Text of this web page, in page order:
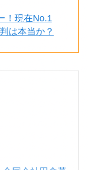
！現在No.1
は本当か？